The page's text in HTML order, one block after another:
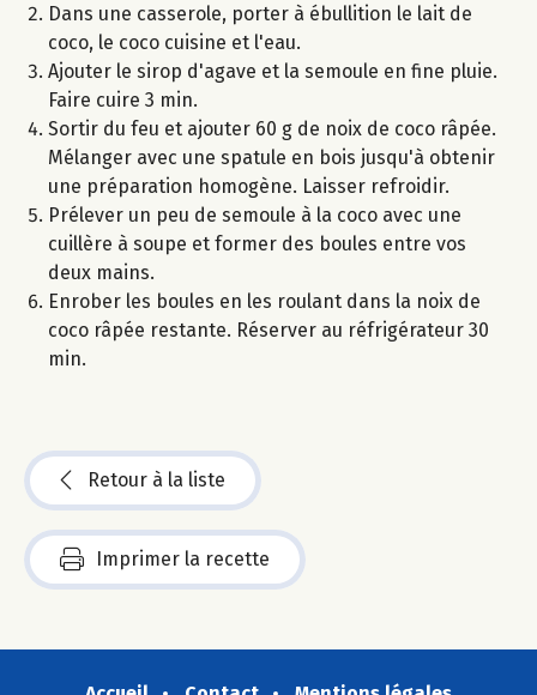
Dans une casserole, porter à ébullition le lait de
coco, le coco cuisine et l'eau.
Ajouter le sirop d'agave et la semoule en fine pluie.
Faire cuire 3 min.
Sortir du feu et ajouter 60 g de noix de coco râpée.
Mélanger avec une spatule en bois jusqu'à obtenir
une préparation homogène. Laisser refroidir.
Prélever un peu de semoule à la coco avec une
cuillère à soupe et former des boules entre vos
deux mains.
Enrober les boules en les roulant dans la noix de
coco râpée restante. Réserver au réfrigérateur 30
min.
Retour à la liste
Imprimer la recette